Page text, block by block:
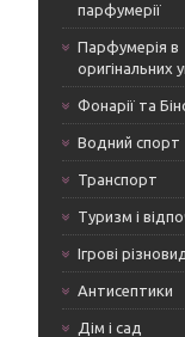
парфумерії
Парфумерія в
оригінальних
Фонарії та
Водний спорт
Транспорт
Туризм і
Ігрові
Антисептики
Дім і сад